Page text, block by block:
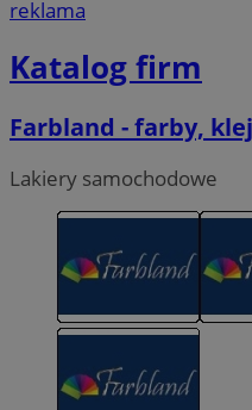
reklama
Katalog firm
Farbland - farby,
Lakiery samochodowe